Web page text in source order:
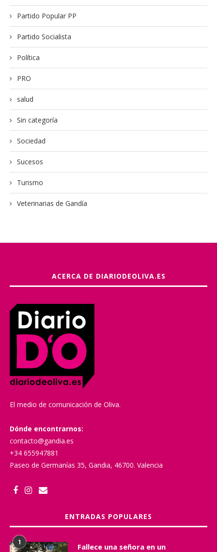
Partido Popular PP
Partido Socialista
Política
PRO
salud
Sin categoría
Sociedad
Sucesos
Turismo
Veterinarias de Gandía
ACERCA DE DIARIODEOLIVA.ES
El medio de comunicación de Oliva.
Dónde encontrarnos:
contacto@gandia.es
+34 655947881
Paseo de Germanías 35, Gandia, 46700. Valencia
ENTRADAS POPULARES
1
Fallece una señora en un